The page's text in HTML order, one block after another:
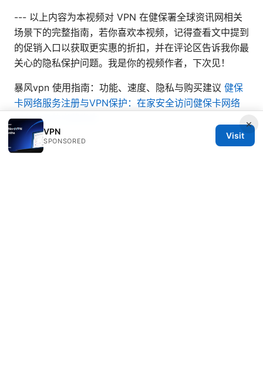
--- 以上内容为本视频对 VPN 在健保署全球资讯网相关
场景下的完整指南，若你喜欢本视频，记得查看文中提到
的促销入口以获取更实惠的折扣，并在评论区告诉我你最
关心的隐私保护问题。我是你的视频作者，下次见！
暴风vpn 使用指南：功能、速度、隐私与购买建议 健保
卡网络服务注册与VPN保护：在家安全访问健保卡网络
服务注册的完整指南
×
VPN
SPONSORED
Visit